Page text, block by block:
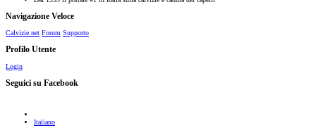
Navigazione Veloce
Calvizie.net Forum Supporto
Profilo Utente
Login
Seguici su Facebook
Italiano